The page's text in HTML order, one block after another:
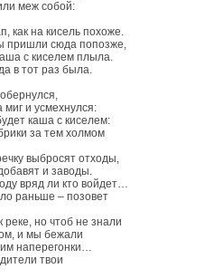
меж собой:
как на кисель похоже.
пришли сюда попозже,
с киселем плыла.
в тот раз была.
миг и усмехнулся:
каша с киселем:
за тем холмом
выбросят отходы,
и заводы.
вряд ли кто войдет…
раньше – позовет
реке, но чтоб не знали
и мы бежали
наперегонки…
твои